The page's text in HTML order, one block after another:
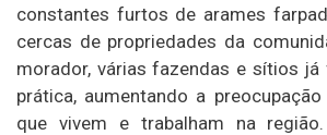
constantes furtos de arames
cercas de propriedades da
morador, várias fazendas e sítios
prática, aumentando a
que vivem e trabalham na